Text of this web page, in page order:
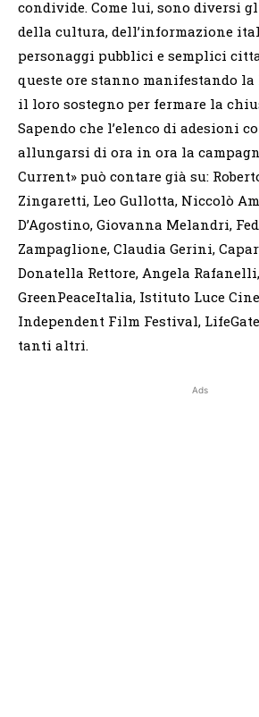
condivide. Come lui, sono diversi
della cultura, dell’informazione
personaggi pubblici e semplici
queste ore stanno manifestando
il loro sostegno per fermare la
Sapendo che l’elenco di adesioni
allungarsi di ora in ora la
Current» può contare già su:
Zingaretti, Leo Gullotta, Niccolò
D’Agostino, Giovanna Melandri,
Zampaglione, Claudia Gerini,
Donatella Rettore, Angela
GreenPeaceItalia, Istituto Luce
Independent Film Festival,
tanti altri.
Ads